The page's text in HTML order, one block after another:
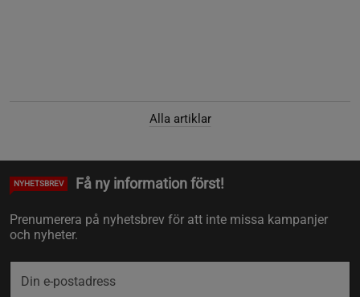
Alla artiklar
NYHETSBREV Få ny information först!
Prenumerera på nyhetsbrev för att inte missa kampanjer
och nyheter.